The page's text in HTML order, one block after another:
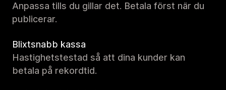
Anpassa tills du gillar det. Betala först när du
publicerar.
Blixtsnabb kassa
Hastighetstestad så att dina kunder kan
betala på rekordtid.